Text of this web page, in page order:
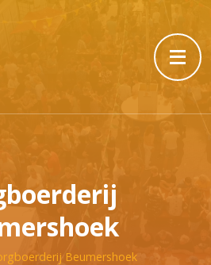
Beumershoek